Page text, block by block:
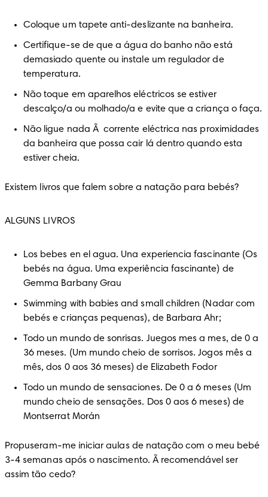
Coloque um tapete anti-deslizante na banheira.
Certifique-se de que a água do banho não está
demasiado quente ou instale um regulador de
temperatura.
Não toque em aparelhos eléctricos se estiver
Não ligue nada Ã  corrente eléctrica nas proximidades
da banheira que possa cair lá dentro quando esta
estiver cheia.
Existem livros que falem sobre a natação para bebés?
ALGUNS LIVROS
Los bebes en el agua. Una experiencia fascinante (Os
bebés na água. Uma experiência fascinante) de
Gemma Barbany Grau
Swimming with babies and small children (Nadar com
bebés e crianças pequenas), de Barbara Ahr;
Todo un mundo de sonrisas. Juegos mes a mes, de 0 a
36 meses. (Um mundo cheio de sorrisos. Jogos mês a
mês, dos 0 aos 36 meses) de Elizabeth Fodor
Todo un mundo de sensaciones. De 0 a 6 meses (Um
mundo cheio de sensações. Dos 0 aos 6 meses) de
Montserrat Morán
Propuseram-me iniciar aulas de natação com o meu bebé
3-4 semanas após o nascimento. Ã recomendável ser
assim tão cedo?